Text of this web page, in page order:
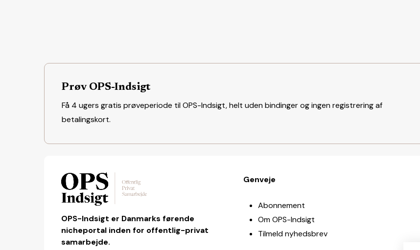
Prøv OPS-Indsigt
Få 4 ugers gratis prøveperiode til OPS-Indsigt, helt uden bindinger og ingen registrering af
betalingskort.
OPS-Indsigt er Danmarks førende
nicheportal inden for offentlig-privat
samarbejde.
Genveje
Abonnement
Om OPS-Indsigt
Tilmeld nyhedsbrev